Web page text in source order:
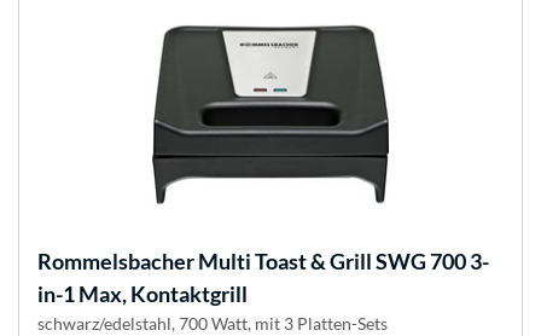
RommelsbacherMulti Toast & Grill SWG 700 3-
in-1 Max, Kontaktgrill
schwarz/edelstahl, 700 Watt, mit 3 Platten-Sets